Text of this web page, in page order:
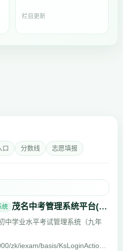
栏目更新
口 分数线 志愿填报
统 茂名中考管理系统平台(九年级)：http://www.mmjynet.com:9000/zk/
中学业水平考试管理系统（九年
zk/iexam/basis/KsLoginAction/